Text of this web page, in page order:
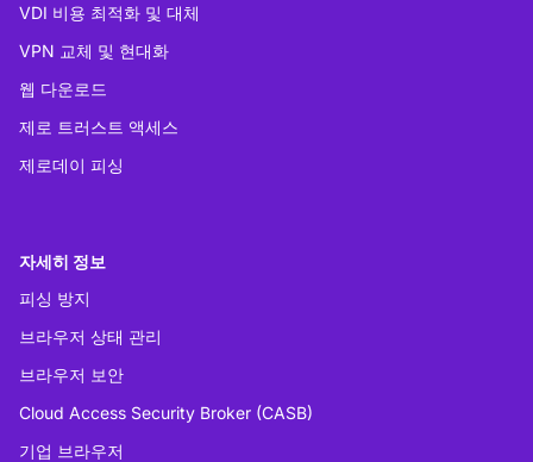
VDI 비용 최적화 및 대체
VPN 교체 및 현대화
웹 다운로드
제로 트러스트 액세스
제로데이 피싱
자세히 정보
피싱 방지
브라우저 상태 관리
브라우저 보안
Cloud Access Security Broker (CASB)
기업 브라우저